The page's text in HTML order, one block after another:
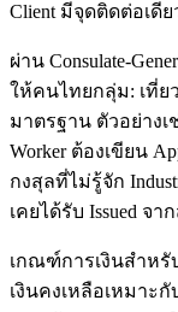
Client มีจุดติดต่อเดี
ผ่าน Consulate-
ให้คนไทยกลุ่ม: เที่
มาตรฐาน ตัวอย่างเช่
Worker ต้องเขียน
กงสุลที่ไม่รู้จัก
เคยได้รับ Issued จา
เกณฑ์การเงินสำหรั
เงินคงเหลือเหมาะ